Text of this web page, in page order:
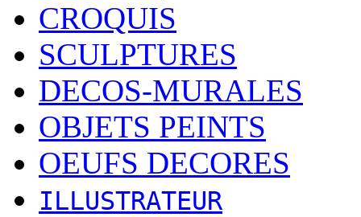
CROQUIS
SCULPTURES
DECOS-MURALES
OBJETS PEINTS
OEUFS DECORES
ILLUSTRATEUR